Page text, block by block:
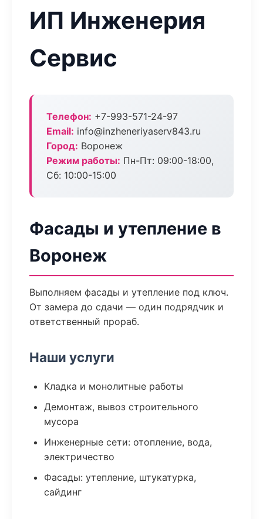
ИП Инженерия
Сервис
Телефон: +7-993-571-24-97
Email: info@inzheneriyaserv843.ru
Город: Воронеж
Режим работы: Пн-Пт: 09:00-18:00,
Сб: 10:00-15:00
Фасады и утепление в
Воронеж
Выполняем фасады и утепление под ключ.
От замера до сдачи — один подрядчик и
ответственный прораб.
Наши услуги
Кладка и монолитные работы
Демонтаж, вывоз строительного
мусора
Инженерные сети: отопление, вода,
электричество
Фасады: утепление, штукатурка,
сайдинг